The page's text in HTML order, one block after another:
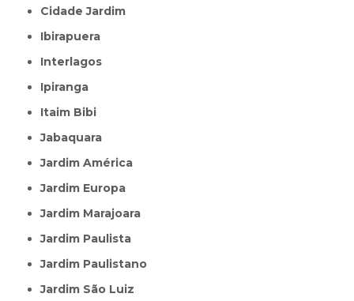
Cidade Jardim
Ibirapuera
Interlagos
Ipiranga
Itaim Bibi
Jabaquara
Jardim América
Jardim Europa
Jardim Marajoara
Jardim Paulista
Jardim Paulistano
Jardim São Luiz